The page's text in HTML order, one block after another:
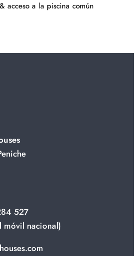
acceso a la piscina común
527
móvil nacional)